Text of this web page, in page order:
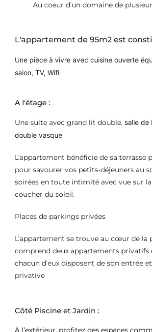
Au coeur d’un domaine de
L'appartement de 95m2 est
Une pièce à vivre avec cuisine ouverte
salon, TV, Wifi
A l'étage :
Une suite avec grand lit double, salle de
double vasque
L’appartement bénéficie de sa terrasse
pour savourer vos petits-déjeuners au
soirées en toute intimité avec vue sur
coucher du soleil.
Places de parkings privées
L’appartement se trouve au cœur de la
comprend deux appartements privatifs
chacun d’eux disposent de son entrée
privative
Côté Piscine et Jardin :
À l’extérieur, profitez des espaces